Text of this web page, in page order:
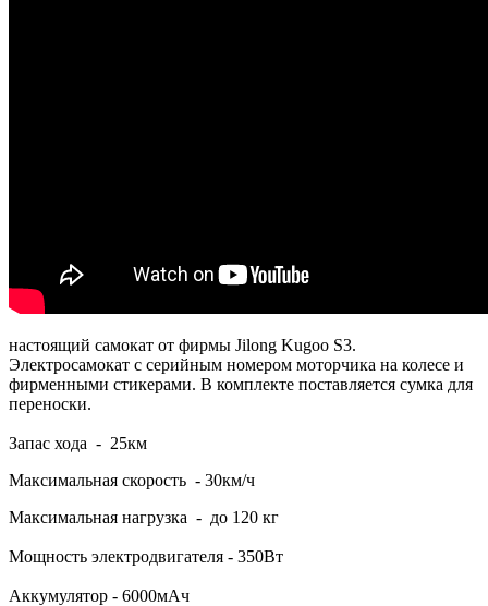
настоящий самокат от фирмы Jilong Kugoo S3.
Электросамокат с серийным номером моторчика на колесе и
фирменными стикерами. В комплекте поставляется сумка для
переноски.
Запас хода - 25км
Максимальная скорость - 30км/ч
Максимальная нагрузка - до 120 кг
Мощность электродвигателя - 350Вт
Аккумулятор - 6000мАч